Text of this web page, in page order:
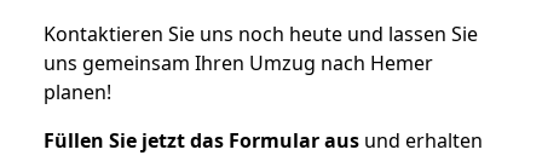
Kontaktieren Sie uns noch heute und lassen Sie
uns gemeinsam Ihren Umzug nach Hemer
planen!
Füllen Sie jetzt das Formular aus und erhalten